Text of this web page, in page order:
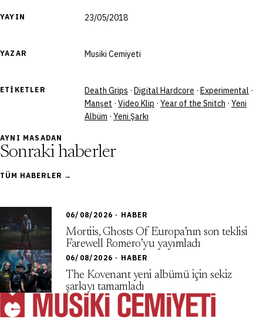
YAYIN 23/05/2018
YAZAR Musiki Cemiyeti
ETIKETLER Death Grips · Digital Hardcore · Experimental ·
Manşet · Video Klip · Year of the Snitch · Yeni
Albüm · Yeni Şarkı
AYNI MASADAN
Sonraki haberler
TÜM HABERLER →
06/08/2026 · HABER
Mortiis, Ghosts Of Europa’nın son teklisi
Farewell Romero’yu yayımladı
06/08/2026 · HABER
The Kovenant yeni albümü için sekiz
şarkıyı tamamladı